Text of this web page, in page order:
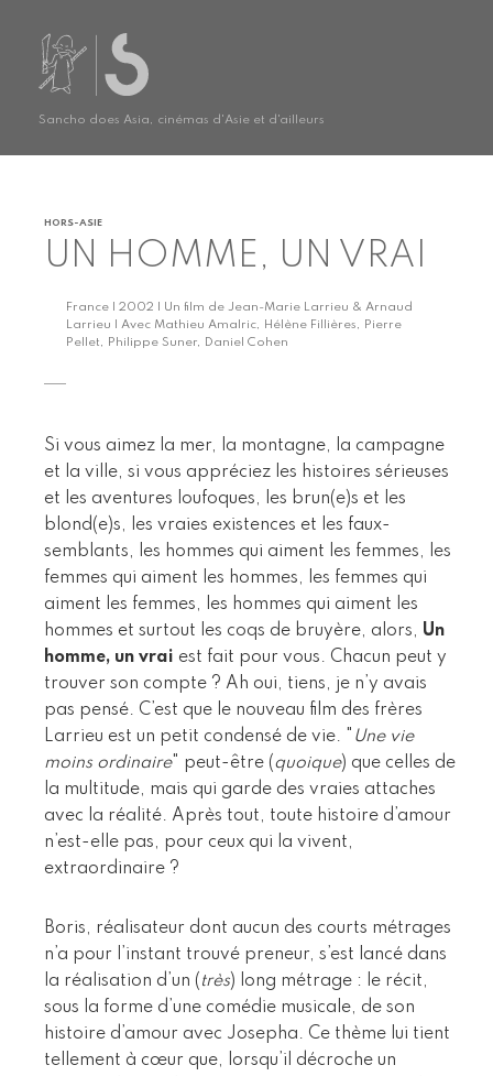
Sancho does Asia, cinémas d'Asie et d'ailleurs
HORS-ASIE
UN HOMME, UN VRAI
France | 2002 | Un film de Jean-Marie Larrieu & Arnaud
Larrieu | Avec Mathieu Amalric, Hélène Fillières, Pierre
Pellet, Philippe Suner, Daniel Cohen
Si vous aimez la mer, la montagne, la campagne
et la ville, si vous appréciez les histoires sérieuses
et les aventures loufoques, les brun(e)s et les
blond(e)s, les vraies existences et les faux-
semblants, les hommes qui aiment les femmes, les
femmes qui aiment les hommes, les femmes qui
aiment les femmes, les hommes qui aiment les
hommes et surtout les coqs de bruyère, alors, Un
homme, un vrai est fait pour vous. Chacun peut y
trouver son compte ? Ah oui, tiens, je n’y avais
pas pensé. C’est que le nouveau film des frères
Larrieu est un petit condensé de vie. "
Une vie
moins ordinaire" peut-être (quoique) que celles de
la multitude, mais qui garde des vraies attaches
avec la réalité. Après tout, toute histoire d’amour
n’est-elle pas, pour ceux qui la vivent,
extraordinaire ?
Boris, réalisateur dont aucun des courts métrages
n’a pour l’instant trouvé preneur, s’est lancé dans
la réalisation d’un ( très) long métrage : le récit,
sous la forme d’une comédie musicale, de son
histoire d’amour avec Josepha. Ce thème lui tient
tellement à cœur que, lorsqu’il décroche un